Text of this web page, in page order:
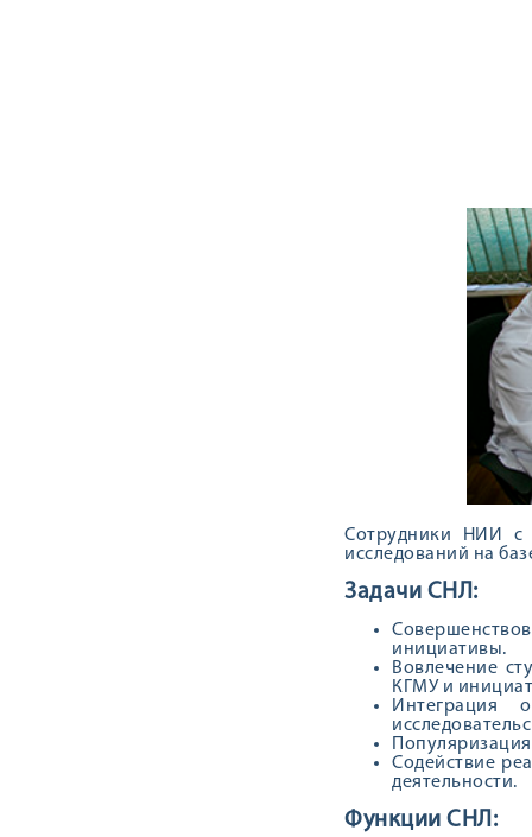
Сотрудники НИИ с
исследований на
Задачи СНЛ:
инициативы.
Вовлечение
КГМУ и
Интеграция
Содействие
деятельности.
Функции СНЛ: